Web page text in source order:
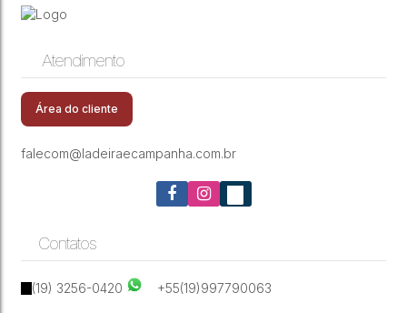
2 dormitórios WC social 1 vaga coberta Alto
do Galleria
CEP: 13091-504
Boa Esperança ,Campinas,São Paulo,Brasil
Atendimento
Área do cliente
falecom@ladeiraecampanha.com.br
Contatos
(19) 3256-0420 +55(19)997790063